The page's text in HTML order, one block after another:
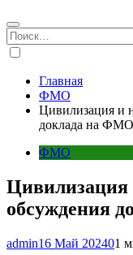
Найти:
Главная
ФМО
Цивилизация и
доклада на ФМО
ФМО
Цивилизация
обсуждения
admin16 Май 202401